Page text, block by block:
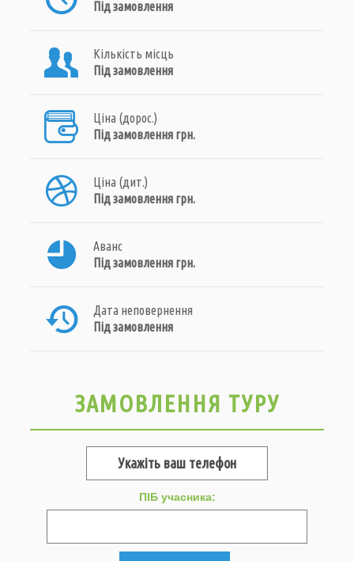
Під замовлення
Кількість місць
Під замовлення
Ціна (дорос.)
Під замовлення грн.
Ціна (дит.)
Під замовлення грн.
Аванс
Під замовлення грн.
Дата неповернення
Під замовлення
ЗАМОВЛЕННЯ ТУРУ
ПІБ учасника: